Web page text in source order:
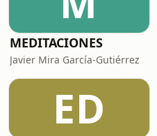
MEDITACIONES
Javier Mira García-Gutiérrez
ED